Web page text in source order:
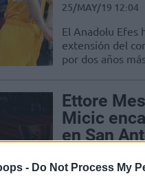
- Do Not Process My
25/MAY/19 12:04
El Anadolu Efes
extensión del
por dos años
Ettore
Micic
en San